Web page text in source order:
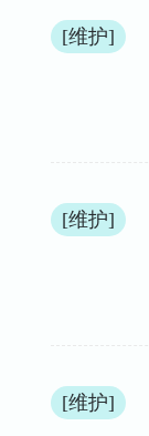
[维护]
[维护]
[维护]